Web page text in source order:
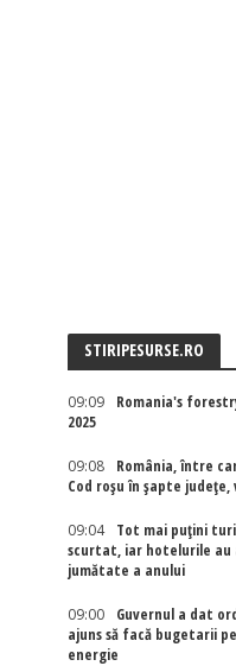
STIRIPESURSE.RO
09:09
Romania's
2025
09:08
România, între
Cod roșu în șapte
09:04
Tot mai puțini
scurtat, iar hotelurile au
jumătate a anului
09:00
Guvernul a dat
ajuns să facă bugetarii
energie